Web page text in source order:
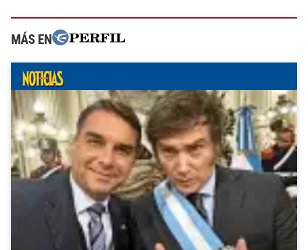
MÁS EN